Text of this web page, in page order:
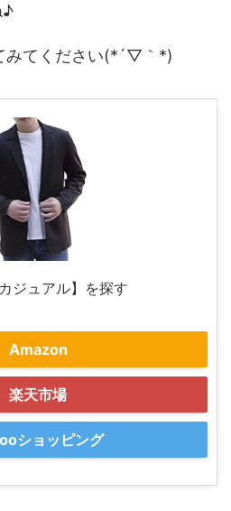
♪
みてください(*´▽｀*)
ジュアル】を探す
Amazon
楽天市場
ショッピング